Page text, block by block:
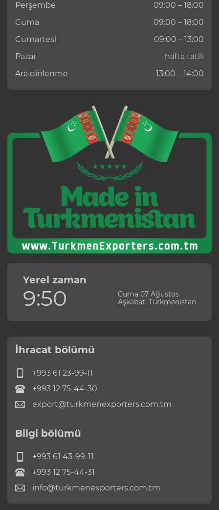
Perşembe
09:00 – 18:00
Cuma
09:00 – 18:00
Cumartesi
09:00 – 13:00
Pazar
hafta tatili
Ara dinlenme
13:00 – 14:00
Yerel zaman
9:50
Cuma 07 Ağustos
Aşkabat, Türkmenistan
İhracat bölümü
+993 61 23-99-11
+993 12 75-44-30
export@turkmenexporters.com.tm
Bilgi bölümü
+993 61 43-99-11
+993 12 75-44-31
info@turkmenexporters.com.tm